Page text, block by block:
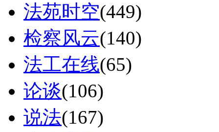
法苑时空(449)
检察风云(140)
法工在线(65)
论谈(106)
说法(167)